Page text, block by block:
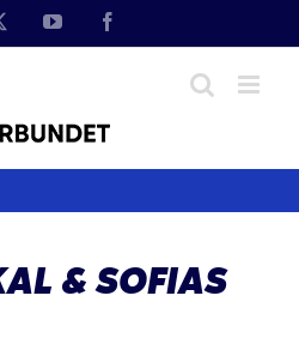
YouTube
& SOFIAS